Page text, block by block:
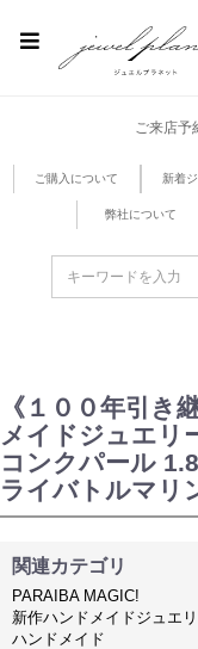
ご来店予
ご購入について 新着
弊社について
《１００年引き
メイドジュエリ
コンクパール
ライバトルマリ
関連カテゴリ
PARAIBA MAGIC!
新作ハンドメイドジュエ
ハンドメイド